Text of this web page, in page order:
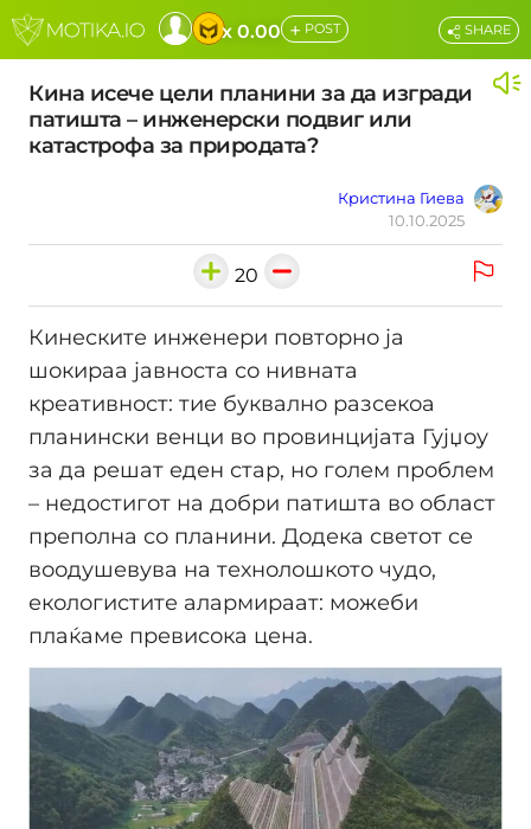
x 0.00 + POST
Кина исече цели планини за да изгради
патишта – инжeнерски подвиг или
катастрофа за природата?
Кристина Гиева
10.10.2025
SHARE
20
Кинеските инженери повторно ја
шокираа јавноста со нивната
креативност: тие буквално разсекоа
планински венци во провинцијата Гујџоу
за да решат еден стар, но голем проблем
– недостигот на добри патишта во област
преполна со планини. Додека светот се
воодушевува на технолошкото чудо,
екологистите алармираат: можеби
плаќаме превисока цена.